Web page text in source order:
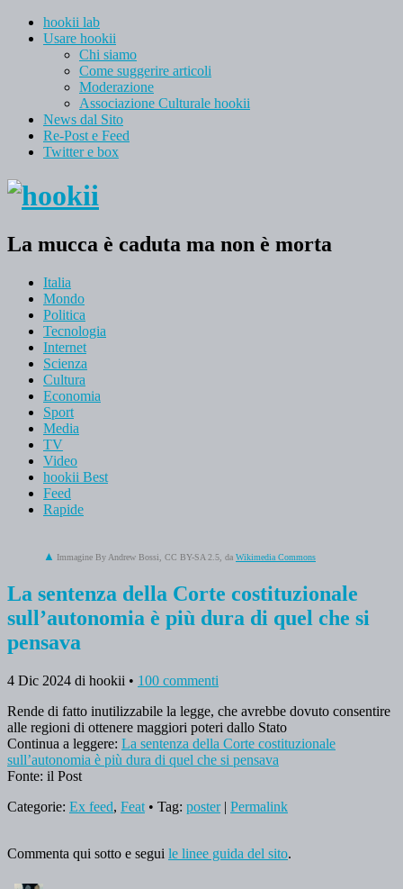
hookii lab
Usare hookii
Chi siamo
Come suggerire articoli
Moderazione
Associazione Culturale hookii
News dal Sito
Re-Post e Feed
Twitter e box
La mucca è caduta ma non è morta
Italia
Mondo
Politica
Tecnologia
Internet
Scienza
Cultura
Economia
Sport
Media
TV
Video
hookii Best
Feed
Rapide
Immagine By Andrew Bossi, CC BY-SA 2.5, da Wikimedia Commons
La sentenza della Corte costituzionale
sull’autonomia è più dura di quel che si
pensava
4 Dic 2024 di hookii • 100 commenti
Rende di fatto inutilizzabile la legge, che avrebbe dovuto consentire
alle regioni di ottenere maggiori poteri dallo Stato
Continua a leggere: La sentenza della Corte costituzionale
sull’autonomia è più dura di quel che si pensava
Fonte: il Post
Categorie: Ex feed, Feat • Tag: poster| Permalink
Commenta qui sotto e segui le linee guida del sito.